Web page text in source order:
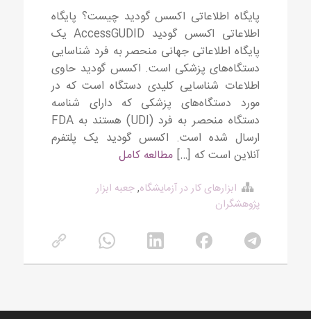
پایگاه اطلاعاتی اکسس گودید چیست؟ پایگاه
اطلاعاتی اکسس گودید AccessGUDID یک
پایگاه اطلاعاتی جهانی منحصر به فرد شناسایی
دستگاه‌های پزشکی است. اکسس گودید حاوی
اطلاعات شناسایی کلیدی دستگاه است که در
مورد دستگاه‌های پزشکی که دارای شناسه
دستگاه منحصر به فرد (UDI) هستند به FDA
ارسال شده است. اکسس گودید یک پلتفرم
آنلاین است که […] مطالعه کامل
ابزارهای کار در آزمایشگاه,جعبه ابزار
پژوهشگران